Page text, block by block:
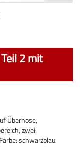
2 mit
Überhose,
zwei
schwarzblau.